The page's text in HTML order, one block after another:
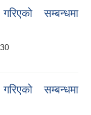
सम्बन्धमा
सम्बन्धमा